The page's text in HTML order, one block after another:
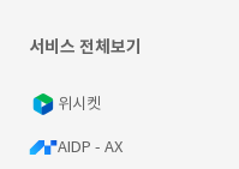
서비스 전체보기
위시켓
AIDP - AX